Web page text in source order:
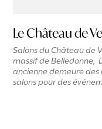
Le Château de
Salons du Château de
massif de Belledonne,
ancienne demeure des
salons pour des